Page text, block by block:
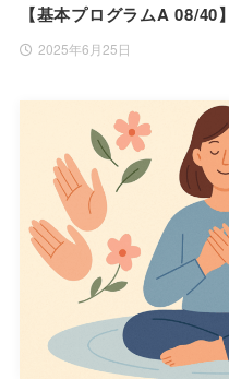
【基本プログラムA 08/
2025年6月25日